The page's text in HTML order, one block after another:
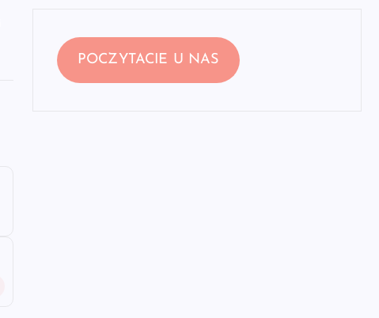
POCZYTACIE U NAS